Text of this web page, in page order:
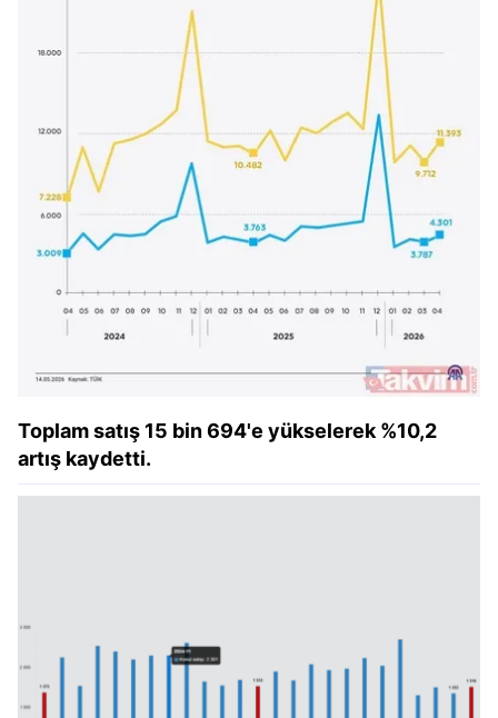
Toplam satış 15 bin 694'e yükselerek %10,2
artış kaydetti.